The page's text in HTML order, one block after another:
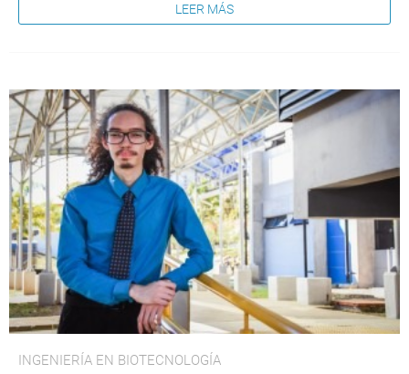
LEER MÁS
INGENIERÍA EN BIOTECNOLOGÍA